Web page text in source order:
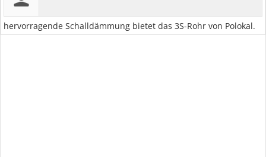
hervorragende Schalldämmung bietet das 3S-Rohr von Polokal.